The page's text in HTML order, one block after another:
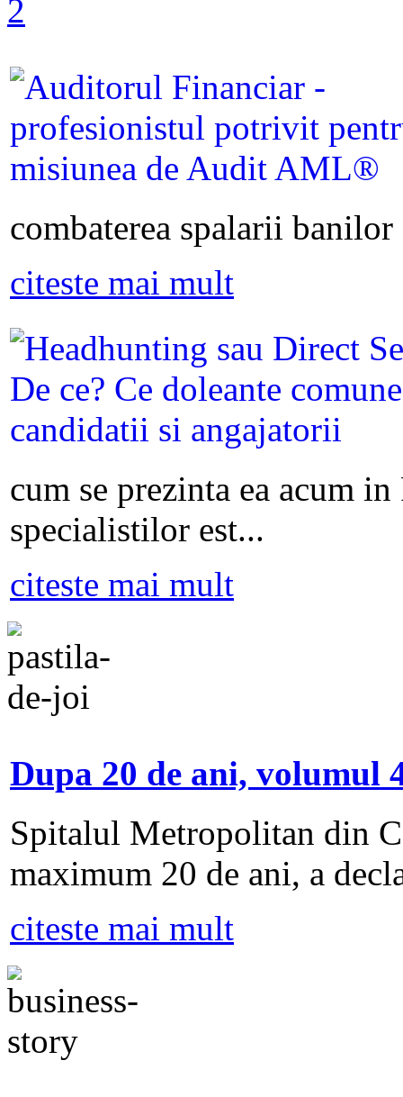
combaterea spalarii
citeste mai mult
cum se prezinta ea acum
specialistilor est...
citeste mai mult
Dupa 20 de ani, volumul
Spitalul Metropolitan din
maximum 20 de ani, a
citeste mai mult